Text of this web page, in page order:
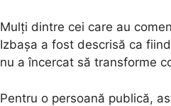
Mulți dintre cei care au
Izbașa a fost descrisă ca
nu a încercat să transforme
Pentru o persoană publică,